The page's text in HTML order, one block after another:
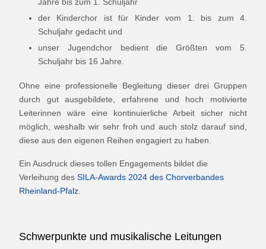
der Kinderchor ist für Kinder vom 1. bis zum 4.
Schuljahr gedacht und
unser Jugendchor bedient die Größten vom 5.
Schuljahr bis 16 Jahre.
Ohne eine professionelle Begleitung dieser drei Gruppen
durch gut ausgebildete, erfahrene und hoch motivierte
Leiterinnen wäre eine kontinuierliche Arbeit sicher nicht
möglich, weshalb wir sehr froh und auch stolz darauf sind,
diese aus den eigenen Reihen engagiert zu haben.
Ein Ausdruck dieses tollen Engagements bildet die
Verleihung des SILA-Awards 2024 des Chorverbandes
Rheinland-Pfalz
Schwerpunkte und musikalische Leitungen